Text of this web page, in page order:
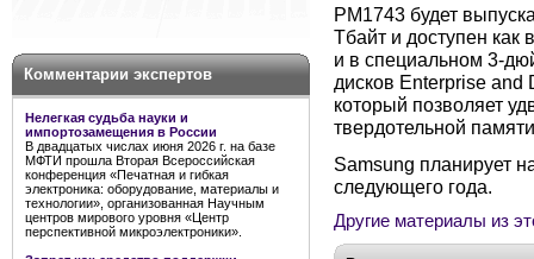
Комментарии экспертов
Нелегкая судьба науки и
импортозамещения в России
В двадцатых числах июня 2026 г. на базе
МФТИ прошла Вторая Всероссийская
конференция «Печатная и гибкая
электроника: оборудование, материалы и
технологии», организованная Научным
центров мирового уровня «Центр
перспективной микроэлектроники».
PM1743 будет
Тбайт и доступен
и в специальном 3-
дисков Enterprise and
который позволяет
твердотельной
Samsung планирует
следующего года.
Другие материалы из